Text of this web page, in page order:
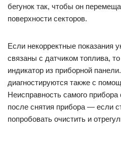
бегунок так, чтобы он
поверхности секторов.
Если некорректные показания
связаны с датчиком топлива,
индикатор из приборной
диагностируются также с
Неисправность самого
после снятия прибора — если
попробовать очистить и